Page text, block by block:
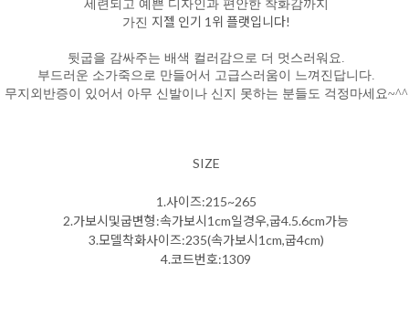
세련되고 예쁜 디자인과 편안한 착화감까지
가진 지젤 인기 1위 플랫입니다!
뒷굽을 감싸주는 배색 컬러감으로 더 멋스러워요.
부드러운 소가죽으로 만들어서 고급스러움이 느껴진답니다.
무지외반증이 있어서 아무 신발이나 신지 못하는 분들도 걱정마세요~^^
SIZE
1.사이즈:215~265
2.가보시및굽변형:속가보시1cm일경우,굽4.5.6cm가능
3.모델착화사이즈:235(속가보시1cm,굽4cm)
4.코드번호:1309